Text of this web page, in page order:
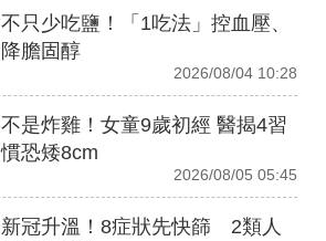
不只少吃鹽！「1吃法」控血壓、
降膽固醇
2026/08/04 10:28
不是炸雞！女童9歲初經 醫揭4習
慣恐矮8cm
2026/08/05 05:45
新冠升溫！8症狀先快篩 2類人